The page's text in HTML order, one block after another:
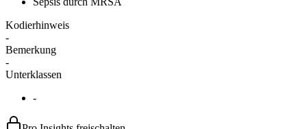
Kodierhinweis
-
Bemerkung
-
Unterklassen
-